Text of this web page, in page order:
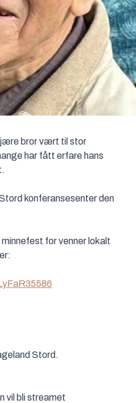
bror vært til stor
har fått erfare hans
konferansesenter den
for venner lokalt
Stord.
vil bli streamet